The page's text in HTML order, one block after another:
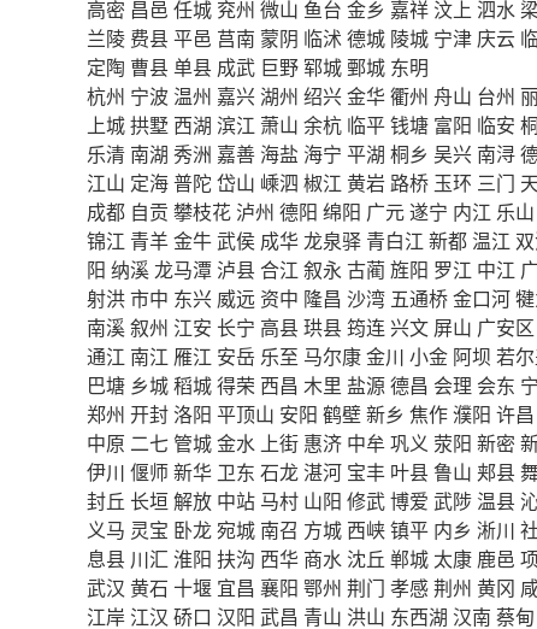
高密 昌邑 任城 兖州 微山 鱼台 金乡 嘉祥 汶上 泗水
兰陵 费县平邑 莒南 蒙阴 临沭德城 陵城 宁津 庆云
定陶 曹县单县 成武 巨野 郓城 鄄城 东明
杭州 宁波 温州 嘉兴湖州 绍兴金华衢州 舟山 台州
上城拱墅 西湖 滨江 萧山 余杭 临平钱塘 富阳 临安
乐清 南湖 秀洲 嘉善 海盐 海宁 平湖 桐乡 吴兴 南浔
江山 定海普陀 岱山 嵊泗 椒江 黄岩 路桥 玉环 三门
成都 自贡 攀枝花 泸州 德阳 绵阳 广元遂宁 内江 乐山
锦江 青羊金牛武侯 成华龙泉驿 青白江 新都 温江
阳 纳溪龙马潭 泸县合江 叙永古蔺旌阳 罗江 中江
射洪市中 东兴 威远 资中 隆昌 沙湾 五通桥金口河
南溪叙州 江安 长宁 高县珙县筠连兴文 屏山 广安区
通江 南江 雁江 安岳 乐至 马尔康金川 小金 阿坝 若
巴塘 乡城稻城得荣 西昌 木里 盐源德昌 会理 会东
郑州 开封洛阳 平顶山 安阳 鹤壁新乡 焦作濮阳 许昌
中原 二七 管城金水 上街 惠济 中牟巩义 荥阳 新密
伊川 偃师新华 卫东 石龙湛河 宝丰 叶县鲁山 郏县
封丘 长垣解放 中站 马村 山阳 修武博爱 武陟 温县
义马 灵宝 卧龙宛城 南召 方城 西峡镇平 内乡 淅川
息县 川汇 淮阳 扶沟 西华 商水 沈丘 郸城 太康 鹿邑
武汉 黄石 十堰 宜昌 襄阳 鄂州 荆门 孝感荆州 黄冈
江岸 江汉 硚口 汉阳 武昌 青山 洪山 东西湖 汉南 蔡甸